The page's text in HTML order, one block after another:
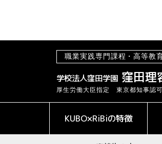
職業実践専門課程・高等教
学校法人窪田学園 窪田理
厚生労働大臣指定 東京都知事認
KUBO×RiBiの特徴